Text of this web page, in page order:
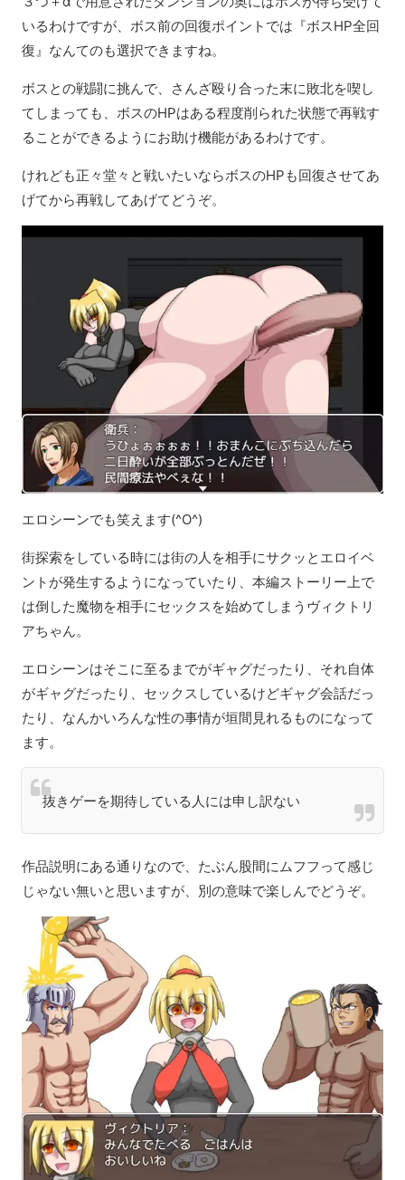
いるわけですが、ボス前の回復ポイントでは『ボスHP全回
復』なんてのも選択できますね。
ボスとの戦闘に挑んで、さんざ殴り合った末に敗北を喫し
てしまっても、ボスのHPはある程度削られた状態で再戦す
ることができるようにお助け機能があるわけです。
けれども正々堂々と戦いたいならボスのHPも回復させてあ
げてから再戦してあげてどうぞ。
エロシーンでも笑えます(^O^)
街探索をしている時には街の人を相手にサクッとエロイベ
ントが発生するようになっていたり、本編ストーリー上で
は倒した魔物を相手にセックスを始めてしまうヴィクトリ
アちゃん。
エロシーンはそこに至るまでがギャグだったり、それ自体
がギャグだったり、セックスしているけどギャグ会話だっ
たり、なんかいろんな性の事情が垣間見れるものになって
ます。
抜きゲーを期待している人には申し訳ない
作品説明にある通りなので、たぶん股間にムフフって感じ
じゃない無いと思いますが、別の意味で楽しんでどうぞ。